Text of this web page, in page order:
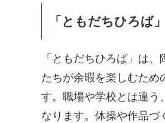
「ともだちひろば
「ともだちひろば」は
たちが余暇を楽しむため
す。職場や学校とは違う
なります。体操や作品づ